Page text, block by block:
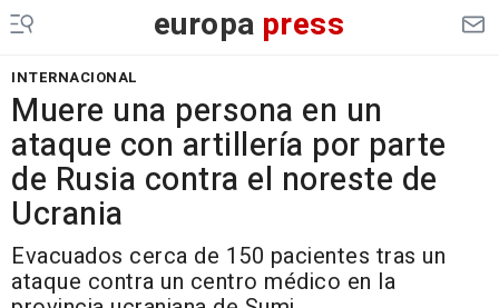
europa press
INTERNACIONAL
Muere una persona en un
ataque con artillería por parte
de Rusia contra el noreste de
Ucrania
Evacuados cerca de 150 pacientes tras un
ataque contra un centro médico en la